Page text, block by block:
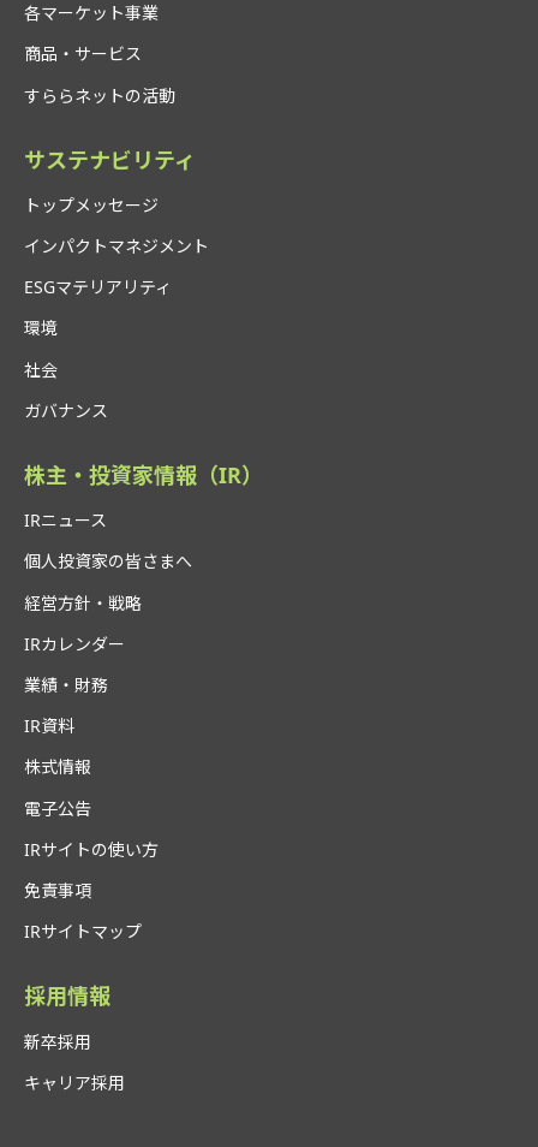
各マーケット事業
商品・サービス
すららネットの活動
サステナビリティ
トップメッセージ
インパクトマネジメント
ESGマテリアリティ
環境
社会
ガバナンス
株主・投資家情報（IR）
IRニュース
個人投資家の皆さまへ
経営方針・戦略
IRカレンダー
業績・財務
IR資料
株式情報
電子公告
IRサイトの使い方
免責事項
IRサイトマップ
採用情報
新卒採用
キャリア採用